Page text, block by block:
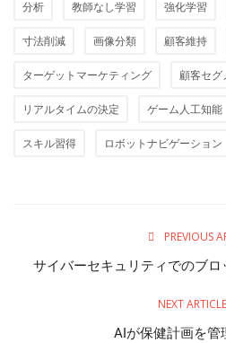
分析 教師なし学習 強化学習
寸法削減 画像分類 顧客維持
ターゲットマーケティング 顧客セグ
リアルタイムの決定 ゲーム人工知能
スキル習得 ロボットナビゲーション
PREVIOUS
サイバーセキュリティでのブ
NEXT ARTICLE
AIが保健計画を管